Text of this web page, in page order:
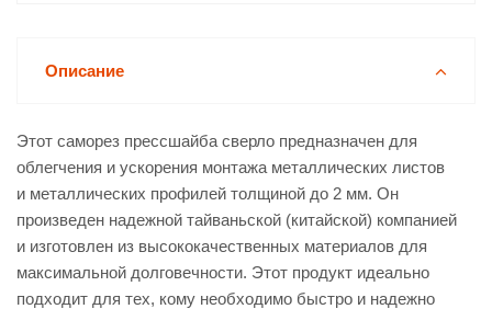
Описание
Этот саморез прессшайба сверло предназначен для
облегчения и ускорения монтажа металлических листов
и металлических профилей толщиной до 2 мм. Он
произведен надежной тайваньской (китайской) компанией
и изготовлен из высококачественных материалов для
максимальной долговечности. Этот продукт идеально
подходит для тех, кому необходимо быстро и надежно